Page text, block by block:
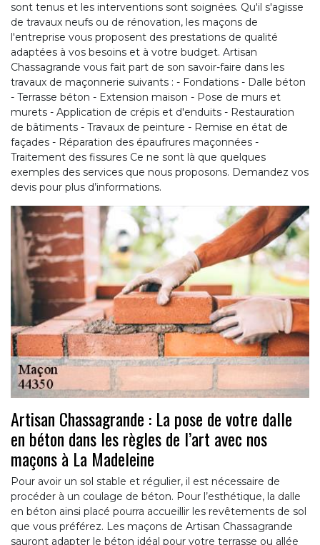
sont tenus et les interventions sont soignées. Qu'il s'agisse
de travaux neufs ou de rénovation, les maçons de
l'entreprise vous proposent des prestations de qualité
adaptées à vos besoins et à votre budget. Artisan
Chassagrande vous fait part de son savoir-faire dans les
travaux de maçonnerie suivants : - Fondations - Dalle béton
- Terrasse béton - Extension maison - Pose de murs et
murets - Application de crépis et d'enduits - Restauration
de bâtiments - Travaux de peinture - Remise en état de
façades - Réparation des épaufrures maçonnées -
Traitement des fissures Ce ne sont là que quelques
exemples des services que nous proposons. Demandez vos
devis pour plus d’informations.
Artisan Chassagrande : La pose de votre dalle
en béton dans les règles de l’art avec nos
maçons à La Madeleine
Pour avoir un sol stable et régulier, il est nécessaire de
procéder à un coulage de béton. Pour l’esthétique, la dalle
en béton ainsi placé pourra accueillir les revêtements de sol
que vous préférez. Les maçons de Artisan Chassagrande
sauront adapter le béton idéal pour votre terrasse ou allée